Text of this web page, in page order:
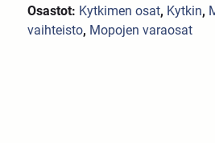
Osastot: Kytkimen osat, Kytkin,
vaihteisto, Mopojen varaosat